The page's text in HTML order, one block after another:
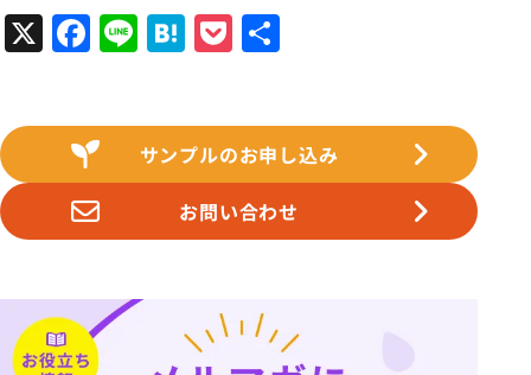
X Facebook
LineHatena
Pocket
サンプルのお申し込み
お問い合わせ